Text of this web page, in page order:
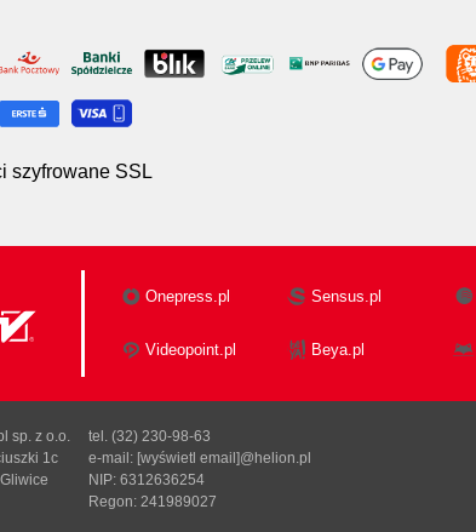
szyfrowane SSL
Onepress.pl Sensus.pl
Videopoint.pl Beya.pl
sp. z o.o.
1c
tel. (32) 230-98-63
e-mail: [wyświetl email]@helion.pl
NIP: 6312636254
Regon: 241989027